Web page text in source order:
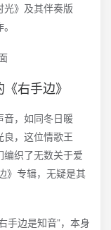
》及其伴奏版
右手边》
音，如同冬日暖
良，这位情歌王
织了无数关于爱
》专辑，无疑是其
边是知音”，本身